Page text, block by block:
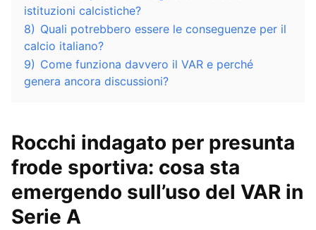
istituzioni calcistiche?
8) Quali potrebbero essere le conseguenze per il
calcio italiano?
9) Come funziona davvero il VAR e perché
genera ancora discussioni?
Rocchi indagato per presunta
frode sportiva: cosa sta
emergendo sull’uso del VAR in
Serie A